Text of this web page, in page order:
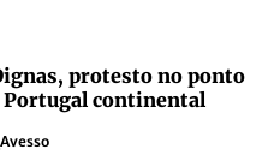
protesto no ponto
Portugal continental